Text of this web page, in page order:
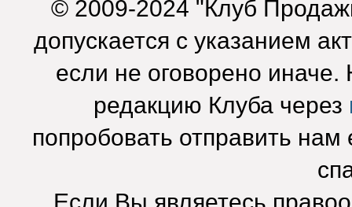
© 2009-2024 "Клуб
допускается с указанием
если не оговорено
редакцию Клуба через
попробовать отправить нам